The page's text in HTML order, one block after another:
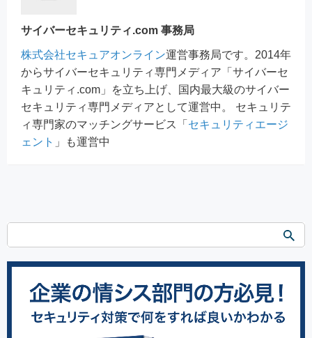
サイバーセキュリティ.com 事務局
株式会社セキュアオンライン運営事務局です。2014年
からサイバーセキュリティ専門メディア「サイバーセ
キュリティ.com」を立ち上げ、国内最大級のサイバー
セキュリティ専門メディアとして運営中。 セキュリテ
ィ専門家のマッチングサービス「 セキュリティエージ
ェント 」も運営中